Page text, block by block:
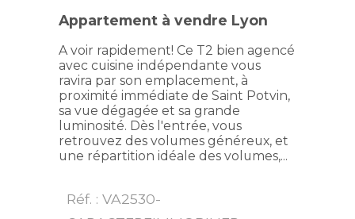
Appartement à vendre Lyon
A voir rapidement! Ce T2 bien agencé
avec cuisine indépendante vous
ravira par son emplacement, à
proximité immédiate de Saint Potvin,
sa vue dégagée et sa grande
luminosité. Dès l'entrée, vous
retrouvez des volumes généreux, et
une répartition idéale des volumes,...
Réf. : VA2530-